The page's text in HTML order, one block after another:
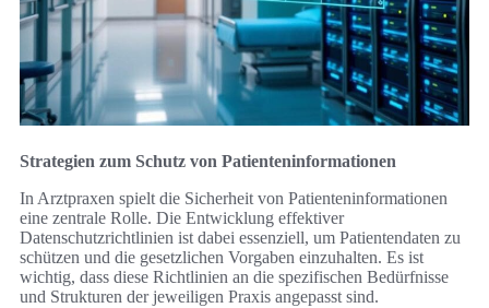
Strategien zum Schutz von Patienteninformationen
In Arztpraxen spielt die Sicherheit von Patienteninformationen
eine zentrale Rolle. Die Entwicklung effektiver
Datenschutzrichtlinien ist dabei essenziell, um Patientendaten zu
schützen und die gesetzlichen Vorgaben einzuhalten. Es ist
wichtig, dass diese Richtlinien an die spezifischen Bedürfnisse
und Strukturen der jeweiligen Praxis angepasst sind.